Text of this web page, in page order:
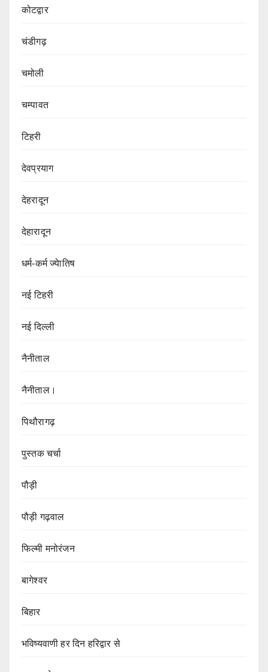
कोटद्वार
चंडीगढ़
चमोली
चम्पावत
टिहरी
देवप्रयाग
देहरादून
देहारादून
धर्म-कर्म ज्येातिष
नई टिहरी
नई दिल्ली
नैनीताल
नैनीताल।
पिथौरागढ़
पुस्तक चर्चा
पौड़ी
पौड़ी गढ़वाल
फिल्मी मनोरंजन
बागेश्वर
बिहार
भविष्यवाणी हर दिन हरिद्वार से